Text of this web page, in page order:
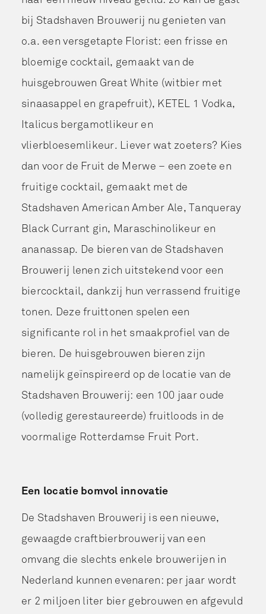
bij Stadshaven Brouwerij nu genieten van
o.a. een versgetapte Florist: een frisse en
bloemige cocktail, gemaakt van de
huisgebrouwen Great White (witbier met
sinaasappel en grapefruit), KETEL 1 Vodka,
Italicus bergamotlikeur en
vlierbloesemlikeur. Liever wat zoeters? Kies
dan voor de Fruit de Merwe – een zoete en
fruitige cocktail, gemaakt met de
Stadshaven American Amber Ale, Tanqueray
Black Currant gin, Maraschinolikeur en
ananassap. De bieren van de Stadshaven
Brouwerij lenen zich uitstekend voor een
biercocktail, dankzij hun verrassend fruitige
tonen. Deze fruittonen spelen een
significante rol in het smaakprofiel van de
bieren. De huisgebrouwen bieren zijn
namelijk geïnspireerd op de locatie van de
Stadshaven Brouwerij: een 100 jaar oude
(volledig gerestaureerde) fruitloods in de
voormalige Rotterdamse Fruit Port.
Een locatie bomvol innovatie
De Stadshaven Brouwerij is een nieuwe,
gewaagde craftbierbrouwerij van een
omvang die slechts enkele brouwerijen in
Nederland kunnen evenaren: per jaar wordt
er 2 miljoen liter bier gebrouwen en afgevuld